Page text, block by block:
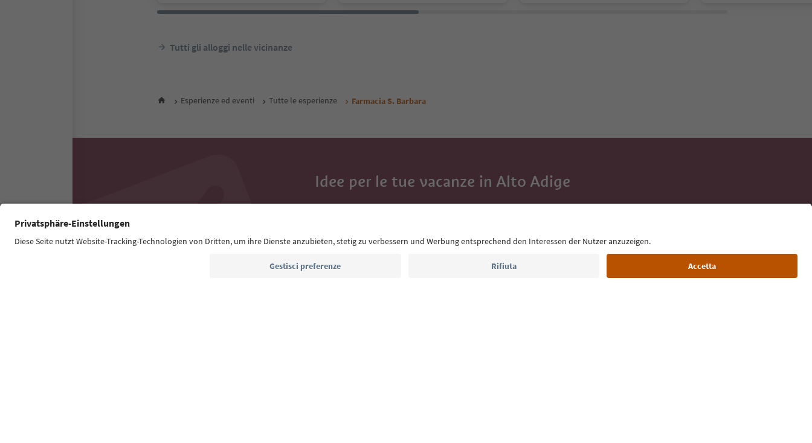
Tutti gli alloggi nelle vicinanze
Esperienze ed eventi Tutte le esperienze Farmacia S. Barbara
Idee per le tue vacanze in Alto Adige
Con la newsletter dell’Alto Adige ricevi consigli per le tue vacanze,
Indirizzo e-mail*